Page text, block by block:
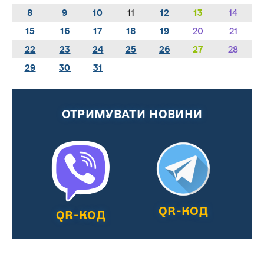
8
9 10 11 12 13
14
15
16 17 18 19 20
21
22
23 24 25 26 27
28
29
30 31
ОТРИМУВАТИ НОВИНИ
QR-КОД QR-КОД